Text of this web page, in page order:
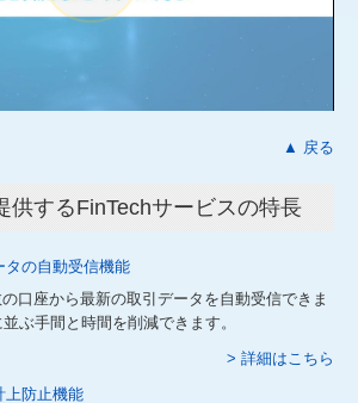
▲ 戻る
供するFinTechサービスの特長
口座から最新の取引データを自動受信できま
ぶ手間と時間を削減できます。
> 詳細はこちら